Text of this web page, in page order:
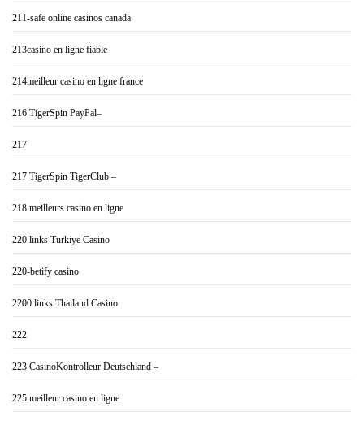
211-safe online casinos canada
213casino en ligne fiable
214meilleur casino en ligne france
216 TigerSpin PayPal–
217
217 TigerSpin TigerClub –
218 meilleurs casino en ligne
220 links Turkiye Casino
220-betify casino
2200 links Thailand Casino
222
223 CasinoKontrolleur Deutschland –
225 meilleur casino en ligne